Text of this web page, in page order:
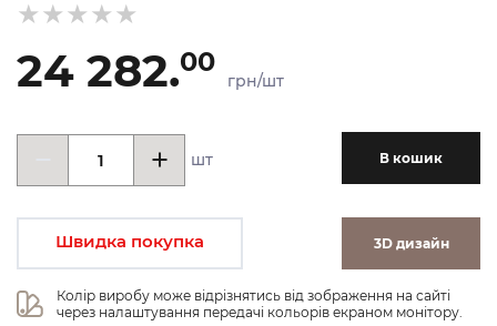
24 282.00
грн/шт
шт В кошик
Швидка покупка 3D дизайн
Колір виробу може відрізнятись від зображення на сайті
через налаштування передачі кольорів екраном монітору.